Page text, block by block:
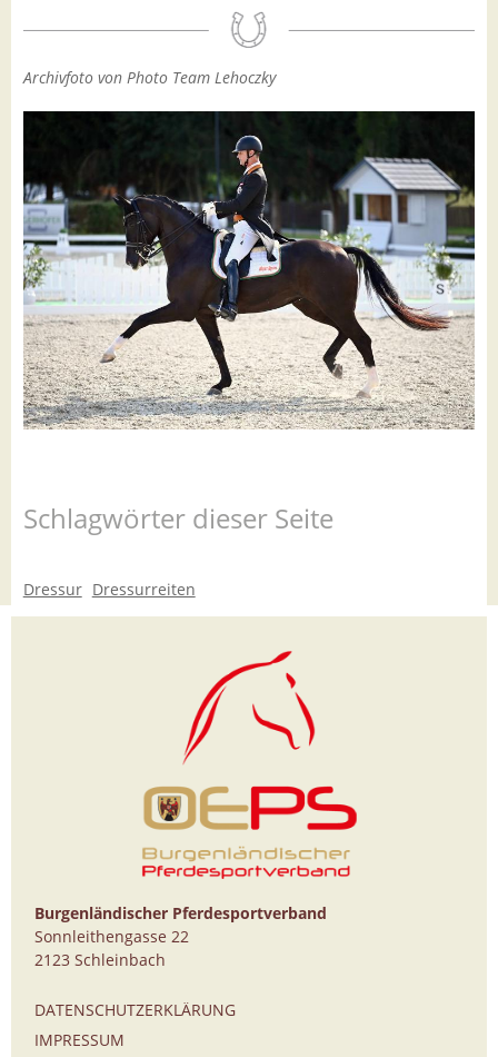
Archivfoto von Photo Team Lehoczky
Schlagwörter dieser Seite
Dressur Dressurreiten
Burgenländischer Pferdesportverband
Sonnleithengasse 22
2123 Schleinbach
DATENSCHUTZERKLÄRUNG
IMPRESSUM